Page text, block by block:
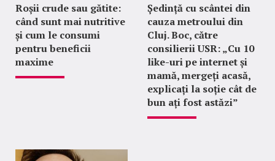
Roșii crude sau gătite:
când sunt mai nutritive
și cum le consumi
pentru beneficii
maxime
Ședință cu scântei din
cauza metroului din
Cluj. Boc, către
consilierii USR: „Cu 10
like-uri pe internet și
mamă, mergeți acasă,
explicați la soție cât de
bun ați fost astăzi”